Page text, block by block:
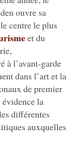
ouvre sa
centre le plus
et du
à l’avant-garde
dans l’art et la
de premier
la
différentes
auxquelles